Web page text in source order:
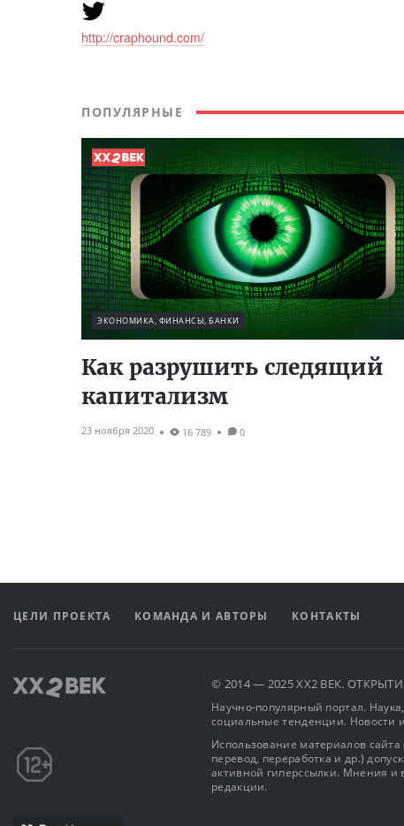
http://craphound.com/
ПОПУЛЯРНЫЕ
ЭКОНОМИКА, ФИНАНСЫ, БАНКИ
Как разрушить следящий
капитализм
23 ноября 2020 16 789 0
ЦЕЛИ ПРОЕКТА КОМАНДА И АВТОРЫ КОНТАКТЫ
© 2014 — 2025 XX2 ВЕК.
Научно-популярный портал.
социальные тенденции. Новости
Использование материалов
перевод, переработка и др.)
активной гиперссылки. Мнения и
редакции.